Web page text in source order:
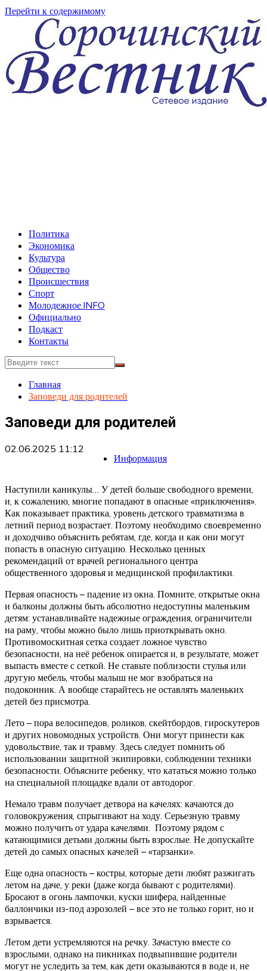
Перейти к содержимому
Политика
Экономика
Культура
Общество
Происшествия
Спорт
Молодежное.INFO
Официально
Подкаст
Контакты
Главная
Заповеди для родителей
Заповеди для родителей
02.06.2025 11:12
Информация
Наступили каникулы… У детей больше свободного времени,
и, к сожалению, многие попадают в опасные «приключения».
Как показывает практика, уровень детского травматизма в
летний период возрастает. Поэтому необходимо своевременно
и доходчиво объяснить ребятам, где, когда и как они могут
попасть в опасную ситуацию. Несколько ценных
рекомендаций от врачей регионального центра
общественного здоровья и медицинской профилактики.
Первая опасность – падение из окна. Помните, открытые окна
и балконы должны быть абсолютно недоступны маленьким
детям: устанавливайте надежные ограждения, ограничители
на раму, чтобы можно было лишь приоткрывать окно.
Противомоскитная сетка создает ложное чувство
безопасности, на неё ребенок опирается и, в результате, может
выпасть вместе с сеткой. Не ставьте поблизости стулья или
другую мебель, чтобы малыш не мог взобраться на
подоконник. А вообще старайтесь не оставлять маленьких
детей без присмотра.
Лето – пора велосипедов, роликов, скейтбордов, гироскутеров
и других новомодных устройств. Они могут принести как
удовольствие, так и травму. Здесь следует помнить об
использовании защитной экипировки, соблюдении техники
безопасности. Объясните ребенку, что кататься можно только
на специальной площадке вдали от автодорог.
Немало травм получает детвора на качелях: качаются до
головокружения, спрыгивают на ходу. Серьезную травму
можно получить от удара качелями. Поэтому рядом с
катающимися детьми должны быть взрослые. Не допускайте
детей до самых опасных качелей – «тарзанки».
Еще одна опасность – костры, которые дети любят разжигать
летом на даче, у реки (даже когда бывают с родителями).
Бросают в огонь лампочки, куски шифера, найденные
баллончики из-под аэрозолей – все это не только горит, но и
взрывается.
Летом дети устремляются на речку. Зачастую вместе со
взрослыми, однако на пикниках подвыпившие родители
могут не уследить за тем, как дети оказываются в воде и, не